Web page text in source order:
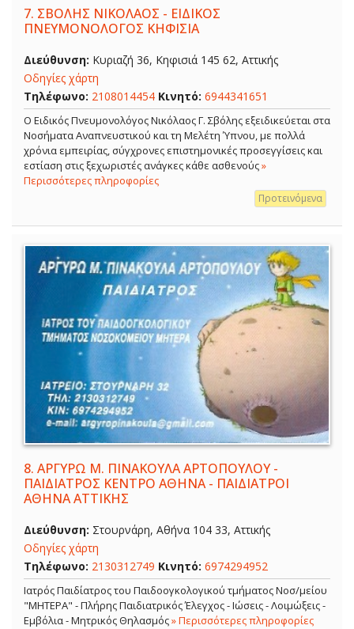
7. ΣΒΟΛΗΣ ΝΙΚΟΛΑΟΣ - ΕΙΔΙΚΟΣ
ΠΝΕΥΜΟΝΟΛΟΓΟΣ ΚΗΦΙΣΙΑ
Διεύθυνση: Κυριαζή 36, Κηφισιά 145 62, Αττικής
Οδηγίες χάρτη
Τηλέφωνο: 2108014454 Κινητό: 6944341651
O Ειδικός Πνευμονολόγος Νικόλαος Γ. Σβόλης εξειδικεύεται στα
Νοσήματα Αναπνευστικού και τη Μελέτη Ύπνου, με πολλά
χρόνια εμπειρίας, σύγχρονες επιστημονικές προσεγγίσεις και
εστίαση στις ξεχωριστές ανάγκες κάθε ασθενούς»
Περισσότερες πληροφορίες
Προτεινόμενα
8. ΑΡΓΥΡΩ Μ. ΠΙΝΑΚΟΥΛΑ ΑΡΤΟΠΟΥΛΟΥ -
ΠΑΙΔΙΑΤΡΟΣ ΚΕΝΤΡΟ ΑΘΗΝΑ - ΠΑΙΔΙΑΤΡΟΙ
ΑΘΗΝΑ ΑΤΤΙΚΗΣ
Διεύθυνση: Στουρνάρη, Αθήνα 104 33, Αττικής
Οδηγίες χάρτη
Τηλέφωνο: 2130312749 Κινητό: 6974294952
Ιατρός Παιδίατρος του Παιδοογκολογικού τμήματος Νοσ/μείου
"ΜΗΤΕΡΑ" - Πλήρης Παιδιατρικός Έλεγχος - Ιώσεις - Λοιμώξεις -
Εμβόλια - Μητρικός Θηλασμός» Περισσότερες πληροφορίες